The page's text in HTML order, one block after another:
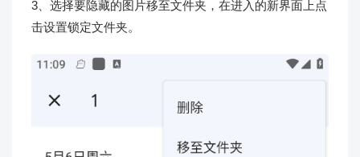
3、选择要隐藏的图片移至文件夹，在进入的新界面上点
击设置锁定文件夹。